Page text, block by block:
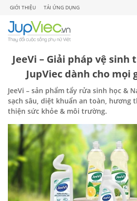
GIỚI THIỆU TẢI ỨNG DỤNG
JeeVi – Giải pháp vệ sinh
JupViec dành cho mọi
JeeVi – sản phẩm tẩy rửa sinh học &
sạch sâu, diệt khuẩn an toàn, hương
thiện sức khỏe & môi trường.